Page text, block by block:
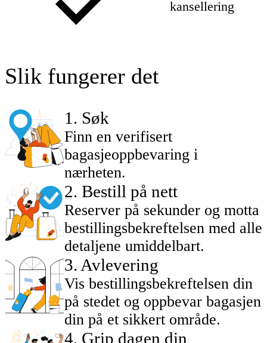
kansellering
Slik fungerer det
1 . Søk
Finn en verifisert
bagasjeoppbevaring i
nærheten.
2. Bestill på nett
Reserver på sekunder og motta
bestillingsbekreftelsen med alle
detaljene umiddelbart.
3. Avlevering
Vis bestillingsbekreftelsen din
på stedet og oppbevar bagasjen
din på et sikkert område.
4. Grip dagen din